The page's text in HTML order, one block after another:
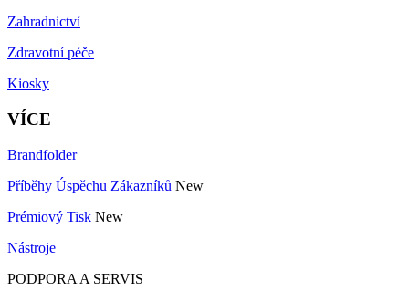
Zahradnictví
Zdravotní péče
Kiosky
VÍCE
Brandfolder
Příběhy Úspěchu Zákazníků New
Prémiový Tisk New
Nástroje
PODPORA A SERVIS